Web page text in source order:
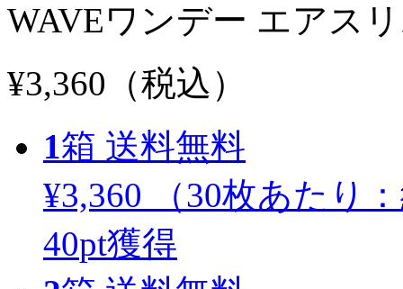
WAVEワンデー エアス
¥3,360 （税込）
1箱 送料無料
¥3,360
（30枚あたり：
40pt獲得